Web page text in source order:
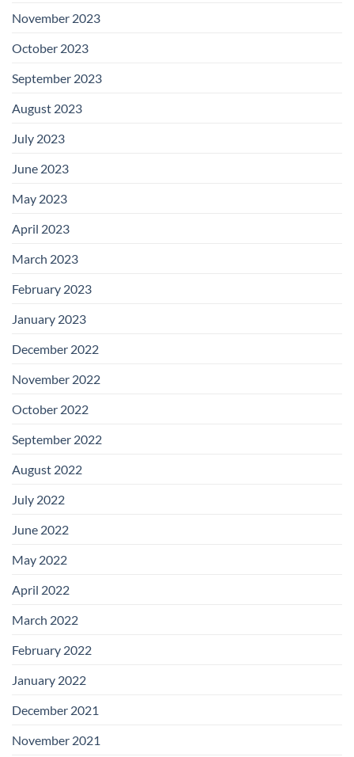
November 2023
October 2023
September 2023
August 2023
July 2023
June 2023
May 2023
April 2023
March 2023
February 2023
January 2023
December 2022
November 2022
October 2022
September 2022
August 2022
July 2022
June 2022
May 2022
April 2022
March 2022
February 2022
January 2022
December 2021
November 2021